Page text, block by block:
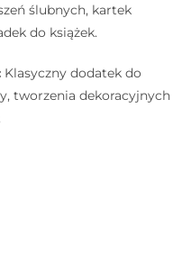
ślubnych, kartek
do książek.
Klasyczny dodatek do
tworzenia dekoracyjnych